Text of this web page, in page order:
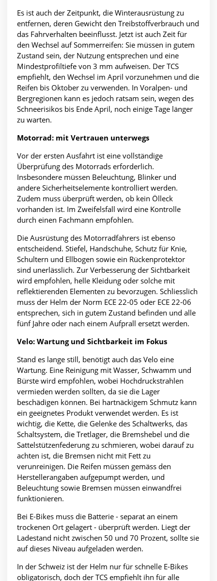
Es ist auch der Zeitpunkt, die Winterausrüstung zu
entfernen, deren Gewicht den Treibstoffverbrauch und
das Fahrverhalten beeinflusst. Jetzt ist auch Zeit für
den Wechsel auf Sommerreifen: Sie müssen in gutem
Zustand sein, der Nutzung entsprechen und eine
Mindestprofiltiefe von 3 mm aufweisen. Der TCS
empfiehlt, den Wechsel im April vorzunehmen und die
Reifen bis Oktober zu verwenden. In Voralpen- und
Bergregionen kann es jedoch ratsam sein, wegen des
Schneerisikos bis Ende April, noch einige Tage länger
zu warten.
Motorrad: mit Vertrauen unterwegs
Vor der ersten Ausfahrt ist eine vollständige
Überprüfung des Motorrads erforderlich.
Insbesondere müssen Beleuchtung, Blinker und
andere Sicherheitselemente kontrolliert werden.
Zudem muss überprüft werden, ob kein Ölleck
vorhanden ist. Im Zweifelsfall wird eine Kontrolle
durch einen Fachmann empfohlen.
Die Ausrüstung des Motorradfahrers ist ebenso
entscheidend. Stiefel, Handschuhe, Schutz für Knie,
Schultern und Ellbogen sowie ein Rückenprotektor
sind unerlässlich. Zur Verbesserung der Sichtbarkeit
wird empfohlen, helle Kleidung oder solche mit
reflektierenden Elementen zu bevorzugen. Schliesslich
muss der Helm der Norm ECE 22-05 oder ECE 22-06
entsprechen, sich in gutem Zustand befinden und alle
fünf Jahre oder nach einem Aufprall ersetzt werden.
Velo: Wartung und Sichtbarkeit im Fokus
Stand es lange still, benötigt auch das Velo eine
Wartung. Eine Reinigung mit Wasser, Schwamm und
Bürste wird empfohlen, wobei Hochdruckstrahlen
vermieden werden sollten, da sie die Lager
beschädigen können. Bei hartnäckigem Schmutz kann
ein geeignetes Produkt verwendet werden. Es ist
wichtig, die Kette, die Gelenke des Schaltwerks, das
Schaltsystem, die Tretlager, die Bremshebel und die
Sattelstützenfederung zu schmieren, wobei darauf zu
achten ist, die Bremsen nicht mit Fett zu
verunreinigen. Die Reifen müssen gemäss den
Herstellerangaben aufgepumpt werden, und
Beleuchtung sowie Bremsen müssen einwandfrei
funktionieren.
Bei E-Bikes muss die Batterie - separat an einem
trockenen Ort gelagert - überprüft werden. Liegt der
Ladestand nicht zwischen 50 und 70 Prozent, sollte sie
auf dieses Niveau aufgeladen werden.
In der Schweiz ist der Helm nur für schnelle E-Bikes
obligatorisch, doch der TCS empfiehlt ihn für alle